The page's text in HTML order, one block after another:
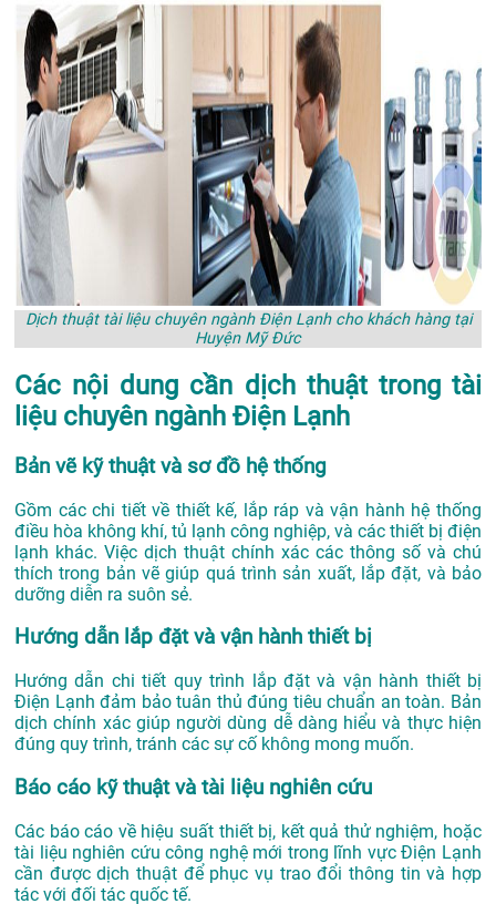
Dịch thuật tài liệu chuyên ngành Điện Lạnh cho khách hàng tại
Huyện Mỹ Đức
Các nội dung cần dịch thuật trong tài
liệu chuyên ngành Điện Lạnh
Bản vẽ kỹ thuật và sơ đồ hệ thống
Gồm các chi tiết về thiết kế, lắp ráp và vận hành hệ thống
điều hòa không khí, tủ lạnh công nghiệp, và các thiết bị điện
lạnh khác. Việc dịch thuật chính xác các thông số và chú
thích trong bản vẽ giúp quá trình sản xuất, lắp đặt, và bảo
dưỡng diễn ra suôn sẻ.
Hướng dẫn lắp đặt và vận hành thiết bị
Hướng dẫn chi tiết quy trình lắp đặt và vận hành thiết bị
Điện Lạnh đảm bảo tuân thủ đúng tiêu chuẩn an toàn. Bản
dịch chính xác giúp người dùng dễ dàng hiểu và thực hiện
đúng quy trình, tránh các sự cố không mong muốn.
Báo cáo kỹ thuật và tài liệu nghiên cứu
Các báo cáo về hiệu suất thiết bị, kết quả thử nghiệm, hoặc
tài liệu nghiên cứu công nghệ mới trong lĩnh vực Điện Lạnh
cần được dịch thuật để phục vụ trao đổi thông tin và hợp
tác với đối tác quốc tế.